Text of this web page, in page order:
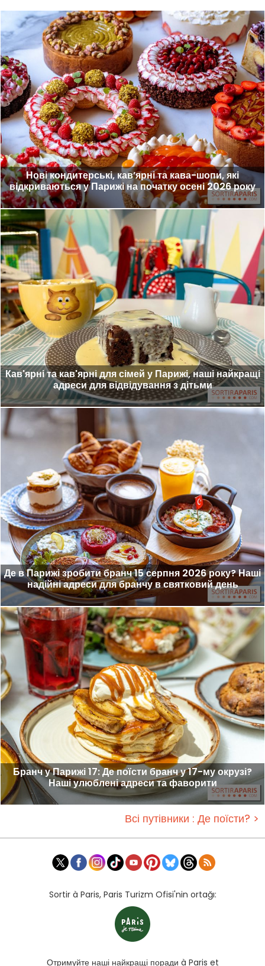
Нові кондитерські, кав’ярні та кава-шопи, які
відкриваються у Парижі на початку осені 2026 року
Кав'ярні та кав'ярні для сімей у Парижі, наші найкращі
адреси для відвідування з дітьми
Де в Парижі зробити бранч 15 серпня 2026 року? Наші
надійні адреси для бранчу в святковий день
Бранч у Парижі 17: Де поїсти бранч у 17-му окрузі?
Наші улюблені адреси та фаворити
Всі путівники : Де поїсти? >
Sortir à Paris, Paris Turizm Ofisi'nin ortağı:
Отримуйте наші найкращі поради à Paris et